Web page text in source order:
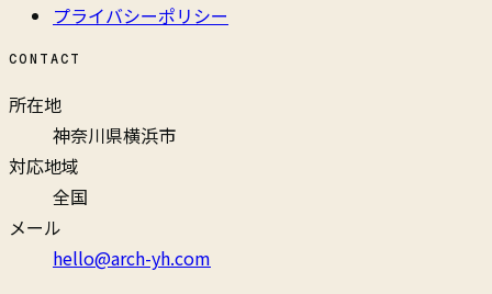
プライバシーポリシー
CONTACT
所在地
神奈川県横浜市
対応地域
全国
メール
hello@arch-yh.com